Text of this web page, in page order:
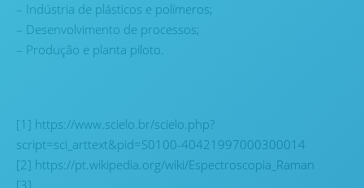
– Indústria de plásticos e polímeros;
– Desenvolvimento de processos;
– Produção e planta piloto.
[1] https://www.scielo.br/scielo.php?
script=sci_arttext&pid=S0100-40421997000300014
[2] https://pt.wikipedia.org/wiki/Espectroscopia_Raman